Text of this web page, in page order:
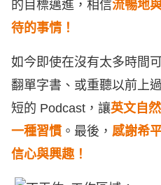
的目標邁進，相信流暢地
待的事情！
如今即使在沒有太多時間
翻單字書、或重聽以前上
短的 Podcast，讓英文自
一種習慣 。最後， 感謝希
信心與興趣！